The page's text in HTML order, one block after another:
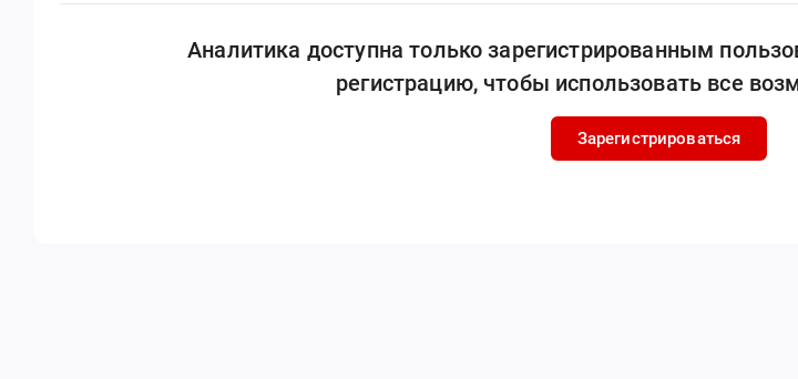
Аналитика доступна только зарегистрированным
регистрацию, чтобы использовать все
Зарегистрироваться